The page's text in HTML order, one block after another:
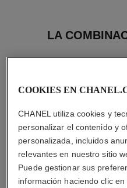
LA
COOKIES EN
CHANEL utiliza cookies y
personalizar el contenido y
personalizada, incluidos
relevantes en nuestro sitio
Puede gestionar sus
información haciendo clic